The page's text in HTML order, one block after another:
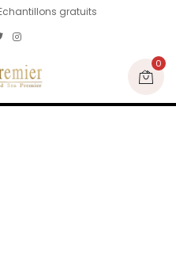
gratuits
0